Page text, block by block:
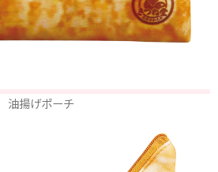
油揚げポーチ